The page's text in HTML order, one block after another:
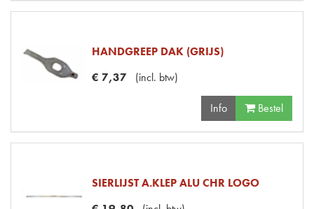
HANDGREEP DAK (GRIJS)
€ 7,37 (incl. btw)
Info Bestel
SIERLIJST A.KLEP ALU CHR LOGO